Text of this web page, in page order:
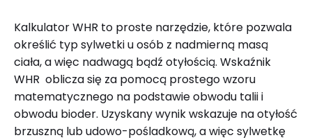
Kalkulator WHR to proste narzędzie, które pozwala
określić typ sylwetki u osób z nadmierną masą
ciała, a więc nadwagą bądź otyłością. Wskaźnik
WHR oblicza się za pomocą prostego wzoru
matematycznego na podstawie obwodu talii i
obwodu bioder. Uzyskany wynik wskazuje na otyłość
brzuszną lub udowo-pośladkową, a więc sylwetkę